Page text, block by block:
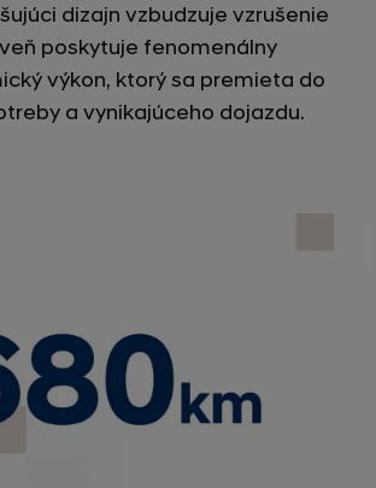
dizajn vzbudzuje vzrušenie
poskytuje fenomenálny
výkon, ktorý sa premieta do
a vynikajúceho dojazdu.